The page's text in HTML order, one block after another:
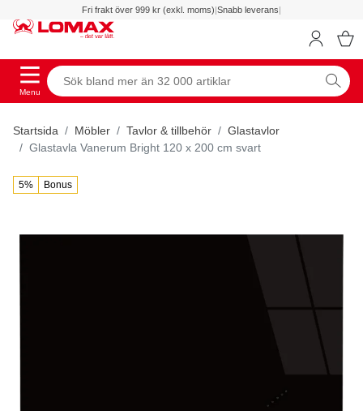
Fri frakt över 999 kr (exkl. moms)|Snabb leverans|
Menu
Startsida Möbler Tavlor & tillbehör
Glastavlor
Glastavla Vanerum Bright 120 x 200 cm svart
5% Bonus